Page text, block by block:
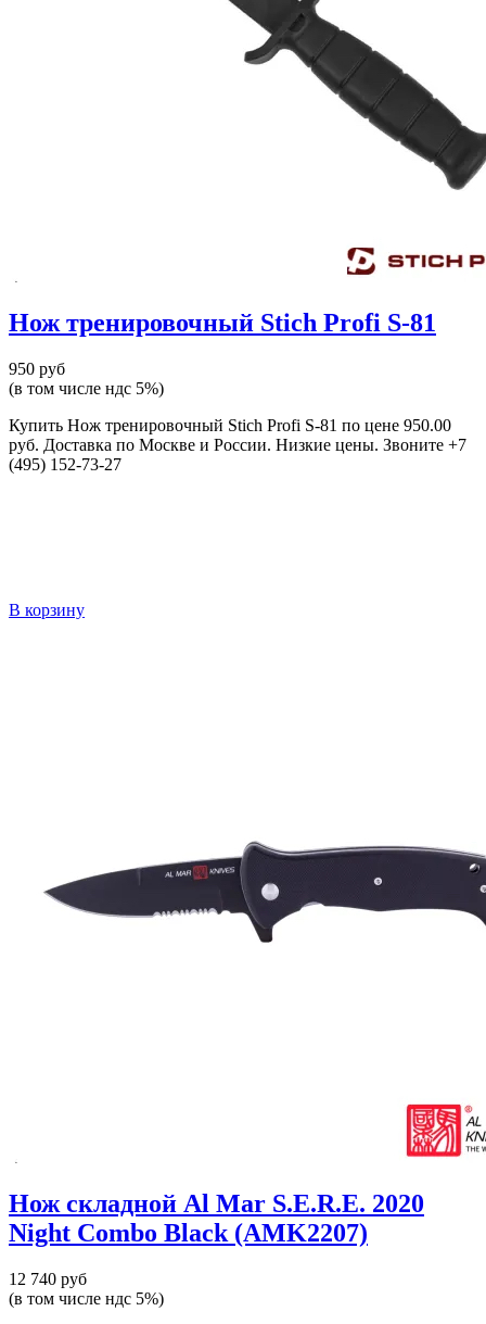
Нож тренировочный Stich Profi S-81
950 руб
(в том числе ндс 5%)
Купить Нож тренировочный Stich Profi S-81 по цене 950.00
руб. Доставка по Москве и России. Низкие цены. Звоните +7
(495) 152-73-27
В корзину
Нож складной Al Mar S.E.R.E. 2020
Night Combo Black (AMK2207)
12 740 руб
(в том числе ндс 5%)